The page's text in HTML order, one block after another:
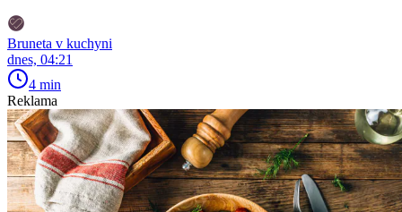
Bruneta v kuchyni
dnes, 04:21
4 min
Reklama